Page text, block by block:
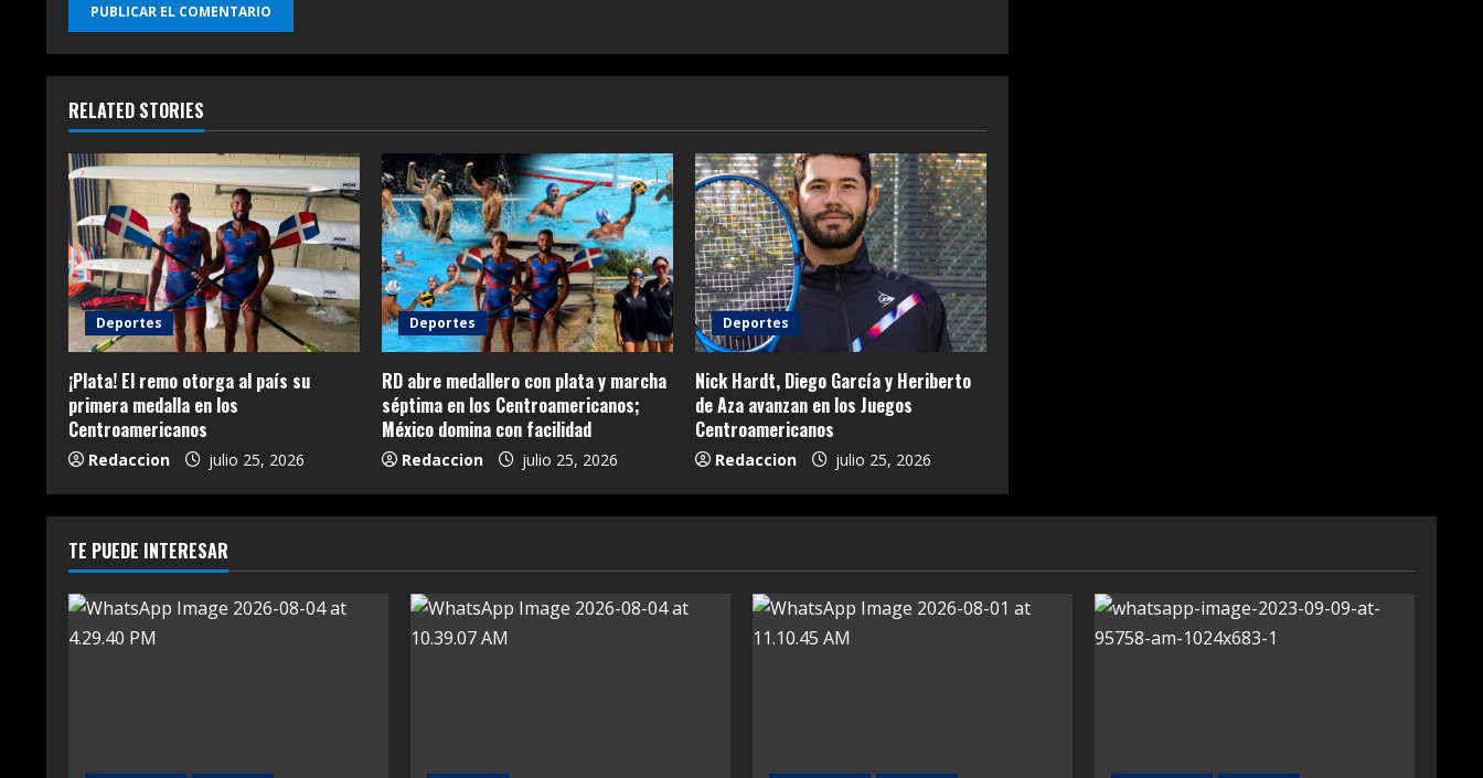
RELATED STORIES
Deportes
¡Plata! El remo otorga al país su
primera medalla en los
Centroamericanos
Redaccion julio 25, 2026
Deportes
RD abre medallero con plata y marcha
séptima en los Centroamericanos;
México domina con facilidad
Redaccion julio 25, 2026
Deportes
Nick Hardt, Diego García y Heriberto
de Aza avanzan en los Juegos
Centroamericanos
Redaccion julio 25, 2026
TE PUEDE INTERESAR